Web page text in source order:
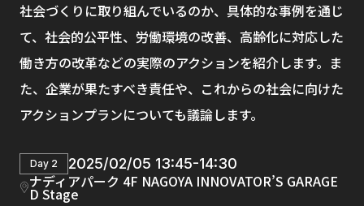
社会づくりに取り組んでいるのか、具体的な事例を通じ
て、社会的公平性、労働環境の改善、高齢化に対応した
働き方の改革などの実際のアクションを紹介します。ま
た、企業が果たすべき責任や、これからの社会に向けた
アクションプランについても議論します。
Day 2 2025/02/05 13:45-14:30
ナディアパーク 4F NAGOYA INNOVATOR’S GARAGE
D Stage